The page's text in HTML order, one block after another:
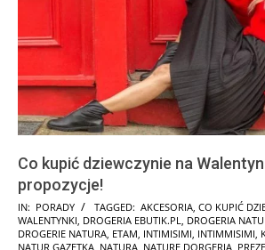
Co kupić dziewczynie na
propozycje!
2025-
02-
IN: PORADY TAGGED: AKCESORIA, CO KUPIĆ
WALENTYNKI, DROGERIA EBUTIK.PL, DROGERIA
DROGERIE NATURA, ETAM, INTIMISIMI, INTIMMISIMI,
NATUR GAZETKA, NATURA, NATURE DORGERIA,